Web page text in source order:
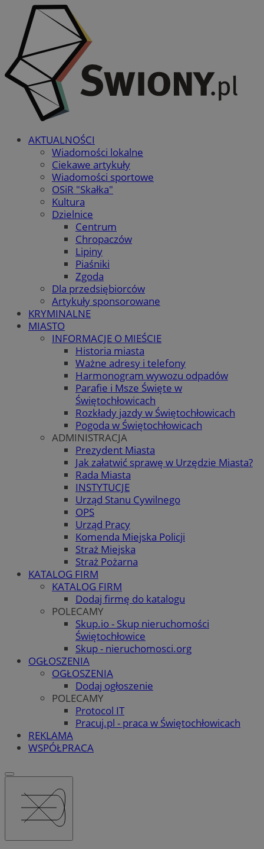
AKTUALNOŚCI
Wiadomości lokalne
Ciekawe artykuły
Wiadomości sportowe
OSiR "Skałka"
Kultura
Dzielnice
Centrum
Chropaczów
Lipiny
Piaśniki
Zgoda
Dla przedsiębiorców
Artykuły sponsorowane
KRYMINALNE
MIASTO
INFORMACJE O MIEŚCIE
Historia miasta
Ważne adresy i telefony
Harmonogram wywozu odpadów
Parafie i Msze Święte w
Świętochłowicach
Rozkłady jazdy w Świętochłowicach
Pogoda w Świętochłowicach
ADMINISTRACJA
Prezydent Miasta
Jak załatwić sprawę w Urzędzie Miasta?
Rada Miasta
INSTYTUCJE
Urząd Stanu Cywilnego
OPS
Urząd Pracy
Komenda Miejska Policji
Straż Miejska
Straż Pożarna
KATALOG FIRM
KATALOG FIRM
Dodaj firmę do katalogu
POLECAMY
Skup.io - Skup nieruchomości
Świętochłowice
Skup - nieruchomosci.org
OGŁOSZENIA
OGŁOSZENIA
Dodaj ogłoszenie
POLECAMY
Protocol IT
Pracuj.pl - praca w Świętochłowicach
REKLAMA
WSPÓŁPRACA